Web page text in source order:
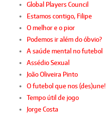
Global Players Council
Estamos contigo, Filipe
O melhor e o pior
Podemos ir além do óbvio?
A saúde mental no futebol
Assédio Sexual
João Oliveira Pinto
O futebol que nos (des)une!
Tempo útil de jogo
Jorge Costa